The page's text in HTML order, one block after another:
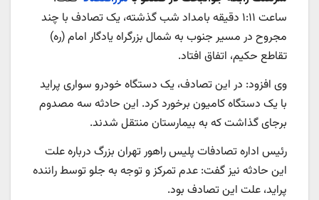
ساعت ۱:۱۱ دقیقه بامداد شب گذشته، یک تصادف با چند
مجروح در مسیر جنوب به شمال بزرگراه یادگار امام (ره)
تقاطع حکیم، اتفاق افتاد.
وی افزود: در این تصادف، یک دستگاه خودرو سواری پراید
با یک دستگاه کامیون برخورد کرد. این حادثه سه مصدوم
برجای گذاشت که به بیمارستان منتقل شدند.
رئیس اداره تصادفات پلیس راهور تهران بزرگ درباره علت
این حادثه نیز گفت: عدم تمرکز و توجه به جلو توسط راننده
پراید، علت این تصادف بود.